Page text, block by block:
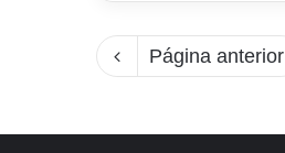
Página anterior